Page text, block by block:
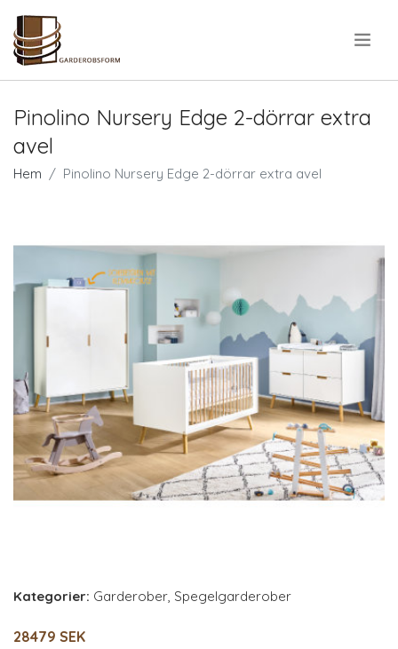
Pinolino Nursery Edge 2-dörrar extra
avel
Hem Pinolino Nursery Edge 2-dörrar extra avel
Kategorier: Garderober, Spegelgarderober
28479 SEK